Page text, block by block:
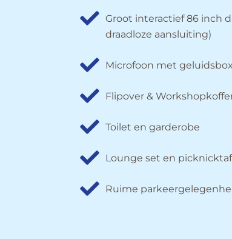
Groot interactief 86 inch
draadloze aansluiting)
Microfoon met
Flipover &
Toilet en garderobe
Lounge set en
Ruime